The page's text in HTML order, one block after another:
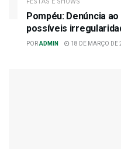
Pompéu: Denúncia
possíveis
PORADMIN 18 DE MARÇO DE